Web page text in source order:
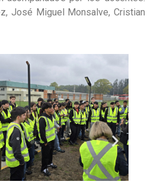
José Miguel Monsalve, Cristian